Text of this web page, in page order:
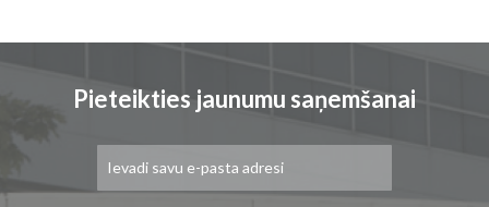
Pieteikties jaunumu saņemšanai
saņemšanai: